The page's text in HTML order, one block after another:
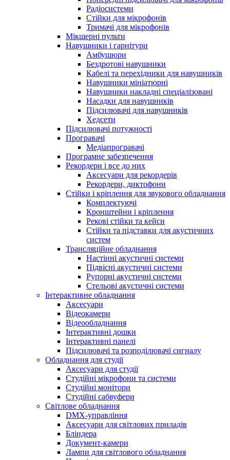
Радіосистеми
Стійки для мікрофонів
Тримачі для мікрофонів
Мікшерні пульти
Навушники і гарнітури
Амбушюри
Бездротові навушники
Кабелі та перехідники для навушників
Навушники мініатюрні
Навушники накладні спеціалізовані
Насадки для навушників
Підсилювачі для навушників
Хедсети
Підсилювачі потужності
Програвачі
Медіапрогравачі
Програмне забезпечення
Рекордери і все до них
Аксесуари для рекордерів
Рекордери, диктофони
Стійки і кріплення для звукового обладнання
Комплектуючі
Кронштейни і кріплення
Рекові стійки та кейси
Стійки та підставки для акустичних
систем
Трансляційне обладнання
Настінні акустичні системи
Підвісні акустичні системи
Рупорні акустичні системи
Стельові акустичні системи
Інтерактивне обладнання
Аксесуари
Відеокамери
Відеообладнання
Інтерактивні дошки
Інтерактивні панелі
Підсилювачі та розподілювачі сигналу
Обладнання для студії
Аксесуари для студії
Студійні мікрофони та системи
Студійні монітори
Студійні сабвуфери
Світлове обладнання
DMX-управління
Аксесуари для світлових приладів
Бліндера
Документ-камери
Лампи для світлового обладнання